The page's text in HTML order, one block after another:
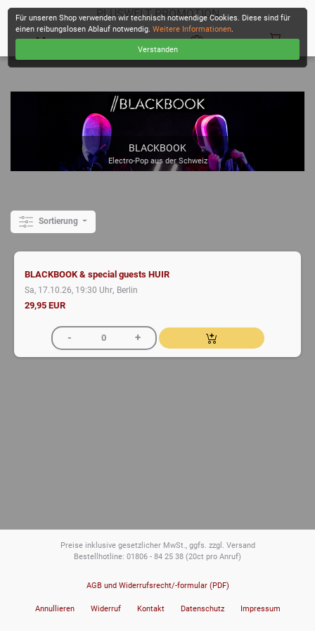
PLUSWELT PROMOTION
BLACKBOOK
Electro-Pop aus der Schweiz
Sortierung
BLACKBOOK & special guests HUIR
Sa, 17.10.26, 19:30 Uhr, Berlin
29,95 EUR
Für unseren Shop verwenden wir technisch notwendige Cookies. Diese sind für
einen reibungslosen Ablauf notwendig.Weitere Informationen.
Verstanden
Preise inklusive gesetzlicher MwSt., ggfs. zzgl. Versand
Bestellhotline: 01806 - 84 25 38 (20ct pro Anruf)
AGB und Widerrufsrecht/-formular (PDF)
Annullieren Widerruf Kontakt Datenschutz Impressum